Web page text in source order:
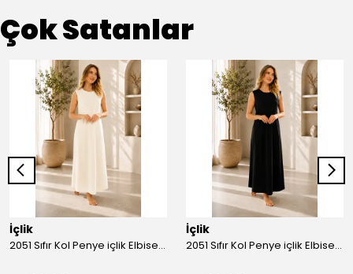
Çok Satanlar
İçlik
2051 Sıfır Kol Penye içlik Elbise - Ekru
İçlik
2051 Sıfır Kol Penye içlik Elbise - Siyah